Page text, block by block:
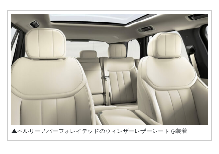
▲ペルリーノパーフォレイテッドのウィンザーレザーシートを装着